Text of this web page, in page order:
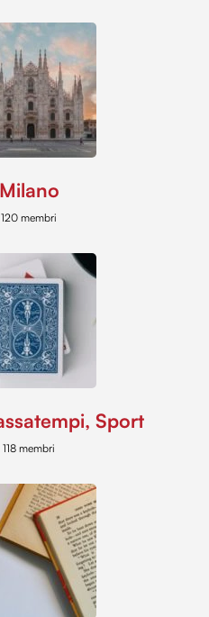
Milano
120 membri
Sport
118 membri